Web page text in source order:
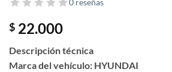
0 reseñas
$ 22.000
Descripción técnica
Marca del vehículo: HYUNDAI